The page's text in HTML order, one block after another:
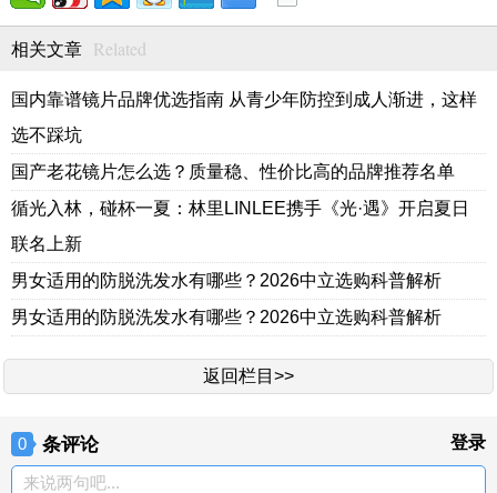
相关文章 Related
国内靠谱镜片品牌优选指南 从青少年防控到成人渐进，这样
选不踩坑
国产老花镜片怎么选？质量稳、性价比高的品牌推荐名单
循光入林，碰杯一夏：林里LINLEE携手《光·遇》开启夏日
联名上新
男女适用的防脱洗发水有哪些？2026中立选购科普解析
男女适用的防脱洗发水有哪些？2026中立选购科普解析
返回栏目>>
0 条评论 登录
来说两句吧...